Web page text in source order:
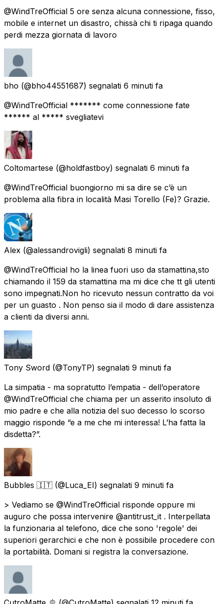
@WindTreOfficial 5 ore senza alcuna connessione, fisso,
mobile e internet un disastro, chissà chi ti ripaga quando
perdi mezza giornata di lavoro
bho (@bho44551687) segnalati 6 minuti fa
@WindTreOfficial ******* come connessione fate
****** al ***** svegliatevi
Coltomartese (@holdfastboy) segnalati 6 minuti fa
@WindTreOfficial buongiorno mi sa dire se c’è un
problema alla fibra in località Masi Torello (Fe)? Grazie.
Alex (@alessandrovigli) segnalati 8 minuti fa
@WindTreOfficial ho la linea fuori uso da stamattina,sto
chiamando il 159 da stamattina ma mi dice che tt gli utenti
sono impegnati.Non ho ricevuto nessun contratto da voi
per un guasto . Non penso sia il modo di dare assistenza
a clienti da diversi anni.
Tony Sword (@TonyTP) segnalati 9 minuti fa
La simpatia - ma sopratutto l’empatia - dell’operatore
@WindTreOfficial che chiama per un asserito insoluto di
mio padre e che alla notizia del suo decesso lo scorso
maggio risponde “e a me che mi interessa! L’ha fatta la
disdetta?”.
Bubbles 🇮🇹 (@Luca_EI) segnalati 9 minuti fa
> Vediamo se @WindTreOfficial risponde oppure mi
auguro che possa intervenire @antitrust_it . Interpellata
la funzionaria al telefono, dice che sono 'regole' dei
superiori gerarchici e che non è possibile procedere con
la portabilità. Domani si registra la conversazione.